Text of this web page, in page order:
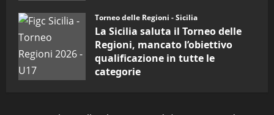
Torneo delle Regioni - Sicilia
La Sicilia saluta il Torneo delle
Regioni, mancato l’obiettivo
qualificazione in tutte le
categorie